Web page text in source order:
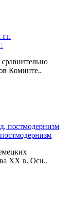
Коминте..
XX в. Осн..